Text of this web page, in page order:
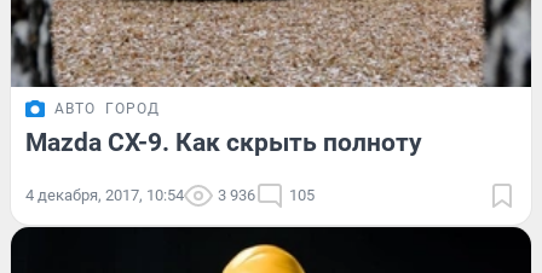
АВТО ГОРОД
Mazda CX-9. Как скрыть полноту
4 декабря, 2017, 10:54 3 936 105